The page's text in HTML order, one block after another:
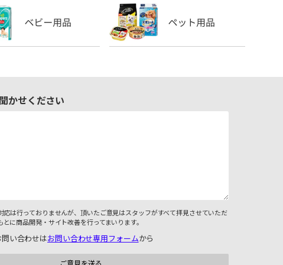
かせください
応は行っておりませんが、頂いたご意見はスタッフがすべて拝見させていただ
に商品開発・サイト改善を行ってまいります。
い合わせはお問い合わせ専用フォームから